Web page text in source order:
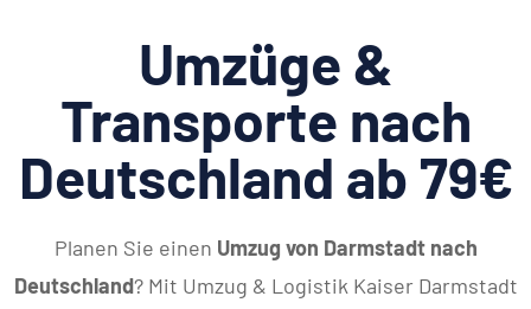
Umzüge &
Transporte nach
Deutschland ab 79€
Planen Sie einen Umzug von Darmstadt nach
Deutschland? Mit Umzug & Logistik Kaiser Darmstadt